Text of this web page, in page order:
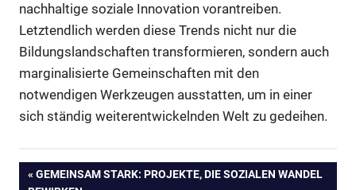
nachhaltige soziale Innovation vorantreiben.
Letztendlich werden diese Trends nicht nur die
Bildungslandschaften transformieren, sondern auch
marginalisierte Gemeinschaften mit den
notwendigen Werkzeugen ausstatten, um in einer
sich ständig weiterentwickelnden Welt zu gedeihen.
Beitragsnavigation
VORHERIGER
GEMEINSAM STARK: PROJEKTE, DIE SOZIALEN WANDEL